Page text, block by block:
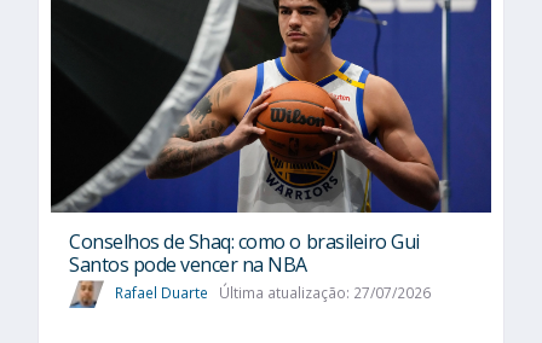
Conselhos de Shaq: como o brasileiro Gui
Santos pode vencer na NBA
Rafael Duarte Última atualização: 27/07/2026